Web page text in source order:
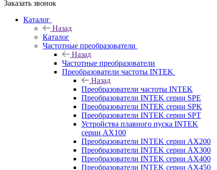
Заказать звонок
Каталог
Назад
Каталог
Частотные преобразователи
Назад
Частотные преобразователи
Преобразователи частоты INTEK
Назад
Преобразователи частоты INTEK
Преобразователи INTEK серии SPE
Преобразователи INTEK серии SPK
Преобразователи INTEK серии SPT
Устройства плавного пуска INTEK
серии AX100
Преобразователи INTEK серии AX200
Преобразователи INTEK серии AX300
Преобразователи INTEK серии AX400
Преобразователи INTEK серии AX450